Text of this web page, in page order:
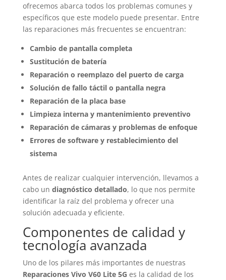
ofrecemos abarca todos los problemas comunes y
específicos que este modelo puede presentar. Entre
las reparaciones más frecuentes se encuentran:
Cambio de pantalla completa
Sustitución de batería
Reparación o reemplazo del puerto de carga
Solución de fallo táctil o pantalla negra
Reparación de la placa base
Limpieza interna y mantenimiento preventivo
Reparación de cámaras y problemas de enfoque
Errores de software y restablecimiento del
sistema
Antes de realizar cualquier intervención, llevamos a
cabo un diagnóstico detallado, lo que nos permite
identificar la raíz del problema y ofrecer una
solución adecuada y eficiente.
Componentes de calidad y
tecnología avanzada
Uno de los pilares más importantes de nuestras
Reparaciones Vivo V60 Lite 5G es la calidad de los